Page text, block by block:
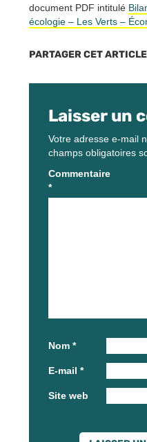
document PDF intitulé
écologie – Les Verts –
PARTAGER CET ARTICLE
Laisser un
Votre adresse e-mail
champs obligatoires
Commentaire
*
Nom *
E-mail *
Site web